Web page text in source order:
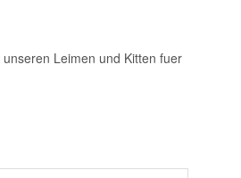
Leimen und Kitten fuer